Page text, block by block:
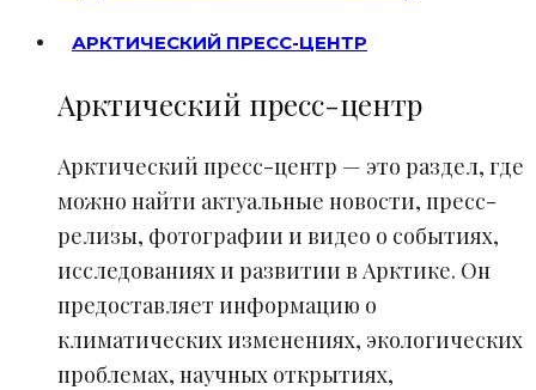
АРКТИЧЕСКИЙ ПРЕСС-ЦЕНТР
Арктический пресс-центр
Арктический пресс-центр — это раздел, где
можно найти актуальные новости, пресс-
релизы, фотографии и видео о событиях,
исследованиях и развитии в Арктике. Он
предоставляет информацию о
климатических изменениях, экологических
проблемах, научных открытиях,